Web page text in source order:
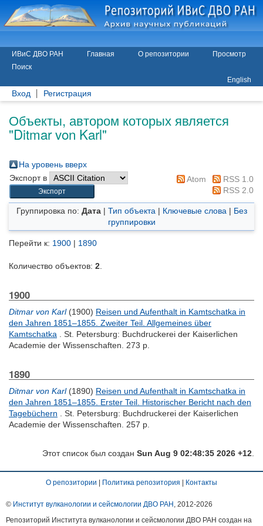
ИВиС ДВО РАН Главная О репозитории
Просмотр
Поиск
English
Вход Регистрация
Объекты, автором которых является
"Ditmar von Karl"
На уровень вверх
Экспорт в
Atom
RSS 1.0
RSS 2.0
Группировка по: Дата| Тип объекта | Ключевые слова | Без
группировки
Перейти к: 1900 | 1890
Количество объектов: 2
1900
Ditmar von Karl(1900) Reisen und Aufenthalt in Kamtschatka in
den Jahren 1851–1855. Zweiter Teil. Allgemeines über
Kamtschatka . St. Petersburg: Buchdruckerei der Kaiserlichen
Academie der Wissenschaften. 273 p.
1890
Ditmar von Karl(1890) Reisen und Aufenthalt in Kamtschatka in
den Jahren 1851–1855. Erster Teil. Historischer Bericht nach den
Tagebüchern . St. Petersburg: Buchdruckerei der Kaiserlichen
Academie der Wissenschaften. 257 p.
Этот список был создан Sun Aug 9 02:48:35 2026 +12
О репозитории Политика репозитория Контакты
© Институт вулканологии и сейсмологии ДВО РАН , 2012-2026
Репозиторий Института вулканологии и сейсмологии ДВО РАН создан на